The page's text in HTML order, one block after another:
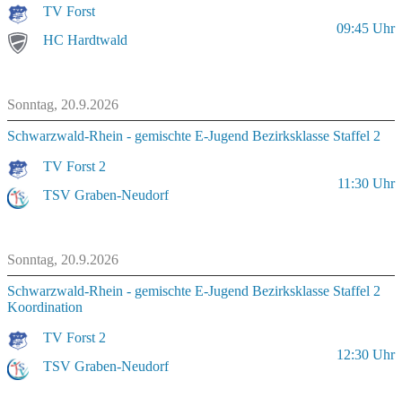
TV Forst
HC Hardtwald
09:45 Uhr
Sonntag, 20.9.2026
Schwarzwald-Rhein - gemischte E-Jugend Bezirksklasse Staffel 2
TV Forst 2
TSV Graben-Neudorf
11:30 Uhr
Sonntag, 20.9.2026
Schwarzwald-Rhein - gemischte E-Jugend Bezirksklasse Staffel 2
Koordination
TV Forst 2
TSV Graben-Neudorf
12:30 Uhr